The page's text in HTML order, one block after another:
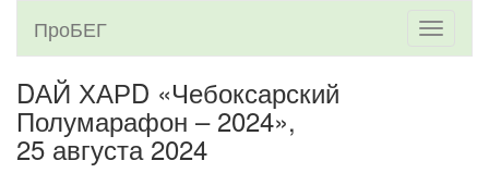
Toggle
ПроБЕГ
DАЙ ХАРD «Чебоксарский
Полумарафон – 2024»,
25 августа 2024